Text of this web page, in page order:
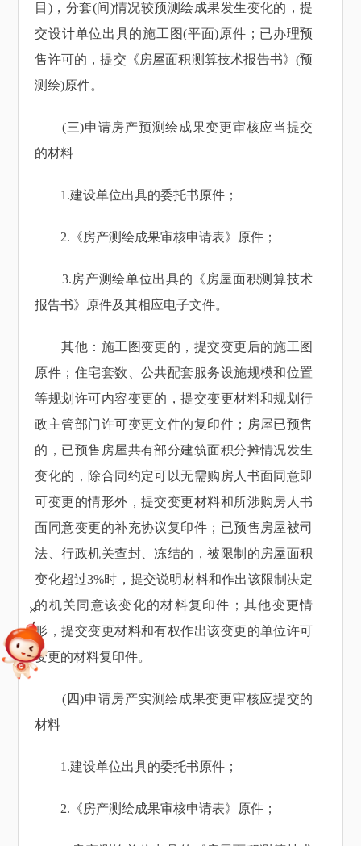
目)，分套(间)情况较预测绘成果发生变化的，提
交设计单位出具的施工图(平面)原件；已办理预
售许可的，提交《房屋面积测算技术报告书》(预
测绘)原件。
(三)申请房产预测绘成果变更审核应当提交
的材料
1.建设单位出具的委托书原件；
2.《房产测绘成果审核申请表》原件；
3.房产测绘单位出具的《房屋面积测算技术
报告书》原件及其相应电子文件。
其他：施工图变更的，提交变更后的施工图
原件；住宅套数、公共配套服务设施规模和位置
等规划许可内容变更的，提交变更材料和规划行
政主管部门许可变更文件的复印件；房屋已预售
的，已预售房屋共有部分建筑面积分摊情况发生
变化的，除合同约定可以无需购房人书面同意即
可变更的情形外，提交变更材料和所涉购房人书
面同意变更的补充协议复印件；已预售房屋被司
法、行政机关查封、冻结的，被限制的房屋面积
变化超过3%时，提交说明材料和作出该限制决定
的机关同意该变化的材料复印件；其他变更情
形，提交变更材料和有权作出该变更的单位许可
变更的材料复印件。
(四)申请房产实测绘成果变更审核应提交的
材料
1.建设单位出具的委托书原件；
2.《房产测绘成果审核申请表》原件；
+